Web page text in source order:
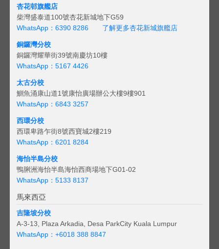
杏花邨旗艦店
柴灣盛泰道100號杏花新城地下G59
WhatsApp：6390 8286
了解更多杏花新城旗艦店
銅鑼灣分校
銅鑼灣耀華街39號南慶坊10樓
WhatsApp：5167 4426
太古分校
鰂魚涌康山道1號康怡廣場辦公大樓9樓901
WhatsApp：6843 3257
西環分校
西環卑路乍街8號西寶城2樓219
WhatsApp：6201 8284
海怡半島分校
鴨脷洲海怡半島海怡西商場地下G01-02
WhatsApp：5133 8137
馬來西亞
吉隆坡分校
A-3-13, Plaza Arkadia, Desa ParkCity Kuala Lumpur
WhatsApp： +6018 388 8847